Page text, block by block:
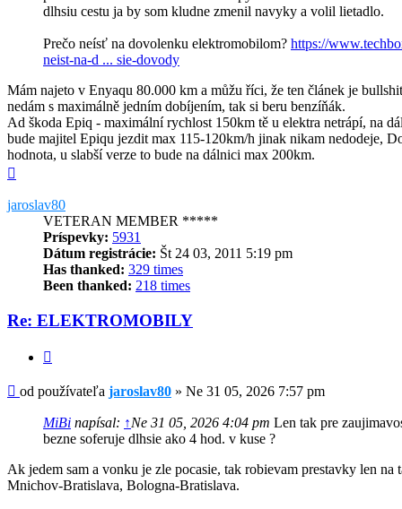
dlhsiu cestu ja by som kludne zmenil navyky a volil lietadlo.
Prečo neísť na dovolenku elektromobilom? https://
neist-na-d ... sie-dovody
Mám najeto v Enyaqu 80.000 km a můžu říci, že ten článek je
nedám s maximálně jedním dobíjením, tak si beru benzíňák.
Ad škoda Epiq - maximální rychlost 150km tě u elektra netrápí, na
bude majitel Epiqu jezdit max 115-120km/h jinak nikam nedodeje,
hodnota, u slabší verze to bude na dálnici max 200km.
jaroslav80
VETERAN MEMBER *****
Príspevky: 5931
Dátum registrácie: Št 24 03, 2011 5:19 pm
Has thanked: 329 times
Been thanked: 218 times
Re: ELEKTROMOBILY
Príspevok
od používateľa jaroslav80 » Ne 31 05, 2026 7:57 pm
MiBi napísal: ↑Ne 31 05, 2026 4:04 pm Len tak pre
bezne soferuje dlhsie ako 4 hod. v kuse ?
Ak jedem sam a vonku je zle pocasie, tak robievam prestavky len na
Mnichov-Bratislava, Bologna-Bratislava.